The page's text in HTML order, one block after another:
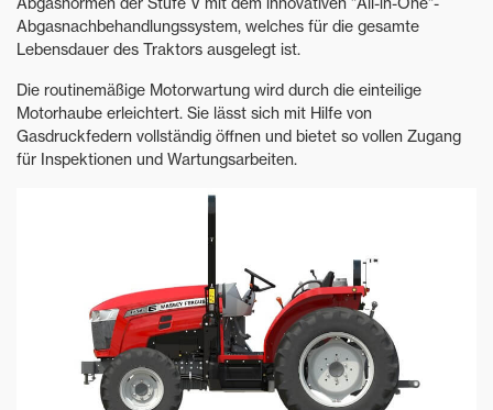
Abgasnachbehandlungssystem, welches für die gesamte
Lebensdauer des Traktors ausgelegt ist.
Die routinemäßige Motorwartung wird durch die einteilige
Motorhaube erleichtert. Sie lässt sich mit Hilfe von
Gasdruckfedern vollständig öffnen und bietet so vollen Zugang
für Inspektionen und Wartungsarbeiten.